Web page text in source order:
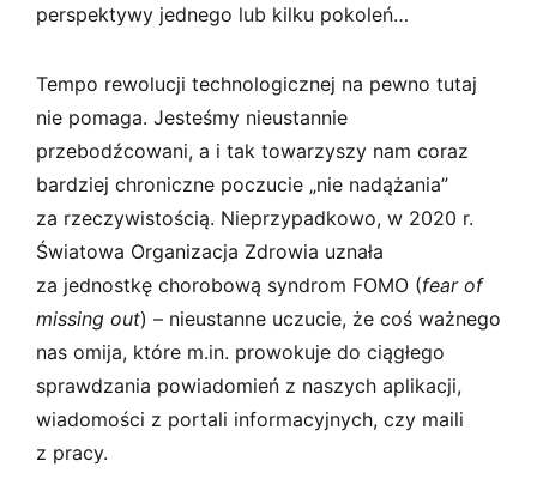
perspektywy jednego lub kilku pokoleń…
Tempo rewolucji technologicznej na pewno tutaj
nie pomaga. Jesteśmy nieustannie
przebodźcowani, a i tak towarzyszy nam coraz
bardziej chroniczne poczucie „nie nadążania”
za rzeczywistością. Nieprzypadkowo, w 2020 r.
Światowa Organizacja Zdrowia uznała
za jednostkę chorobową syndrom FOMO (fear of
missing out) – nieustanne uczucie, że coś ważnego
nas omija, które m.in. prowokuje do ciągłego
sprawdzania powiadomień z naszych aplikacji,
wiadomości z portali informacyjnych, czy maili
z pracy.